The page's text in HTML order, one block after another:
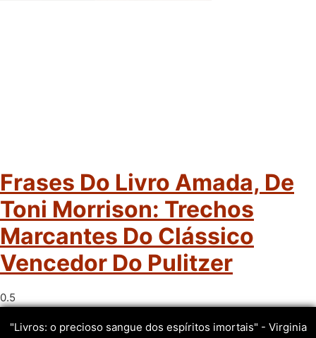
Frases Do Livro Amada, De
Toni Morrison: Trechos
Marcantes Do Clássico
Vencedor Do Pulitzer
"Livros: o precioso sangue dos espíritos imortais" - Virginia